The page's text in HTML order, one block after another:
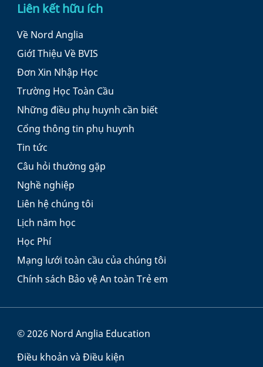
Liên kết hữu ích
Về Nord Anglia
GiớI Thiệu Về BVIS
Đơn Xin Nhập Học
Trường Học Toàn Cầu
Những điều phụ huynh cần biết
Cổng thông tin phụ huynh
Tin tức
Câu hỏi thường gặp
Nghề nghiệp
Liên hệ chúng tôi
Lịch năm học
Học Phí
Mạng lưới toàn cầu của chúng tôi
Chính sách Bảo vệ An toàn Trẻ em
© 2026 Nord Anglia Education
Điều khoản và Điều kiện